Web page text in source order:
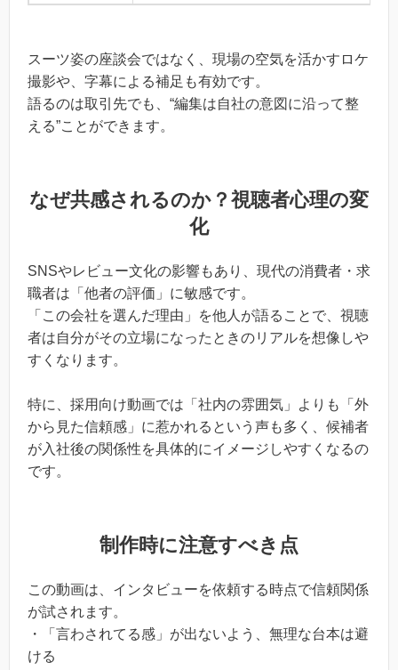
スーツ姿の座談会ではなく、現場の空気を活かすロケ
撮影や、字幕による補足も有効です。
語るのは取引先でも、“編集は自社の意図に沿って整
える”ことができます。
なぜ共感されるのか？視聴者心理の変
化
SNSやレビュー文化の影響もあり、現代の消費者・求
職者は「他者の評価」に敏感です。
「この会社を選んだ理由」を他人が語ることで、視聴
者は自分がその立場になったときのリアルを想像しや
すくなります。
特に、採用向け動画では「社内の雰囲気」よりも「外
から見た信頼感」に惹かれるという声も多く、候補者
が入社後の関係性を具体的にイメージしやすくなるの
です。
制作時に注意すべき点
この動画は、インタビューを依頼する時点で信頼関係
が試されます。
・「言わされてる感」が出ないよう、無理な台本は避
ける